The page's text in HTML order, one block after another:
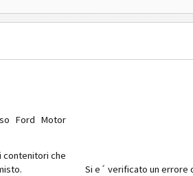
Ford Motor
contenitori che
Si e´ verificato un errore